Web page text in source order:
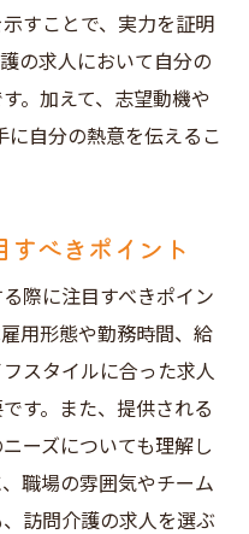
すことで、実力を証明
の求人において自分の
。加えて、志望動機や
に自分の熱意を伝えるこ
べきポイント
際に注目すべきポイン
用形態や勤務時間、給
スタイルに合った求人
す。また、提供される
ーズについても理解し
職場の雰囲気やチーム
訪問介護の求人を選ぶ